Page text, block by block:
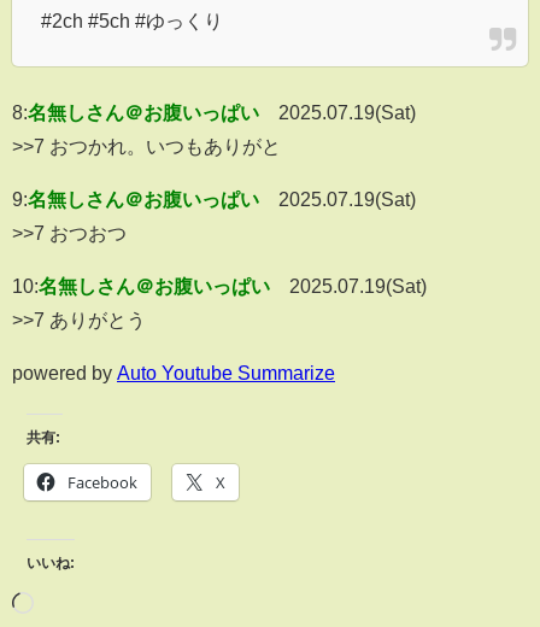
#2ch #5ch #ゆっくり
8:名無しさん＠お腹いっぱい
2025.07.19(Sat)
>>7 おつかれ。いつもありがと
9:名無しさん＠お腹いっぱい
2025.07.19(Sat)
>>7 おつおつ
10:名無しさん＠お腹いっぱい
2025.07.19(Sat)
>>7 ありがとう
powered by Auto Youtube Summarize
共有:
Facebook X
いいね: